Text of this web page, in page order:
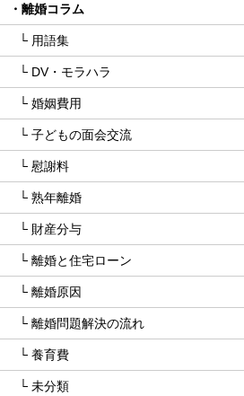
離婚コラム
用語集
DV・モラハラ
婚姻費用
子どもの面会交流
慰謝料
熟年離婚
財産分与
離婚と住宅ローン
離婚原因
離婚問題解決の流れ
養育費
未分類